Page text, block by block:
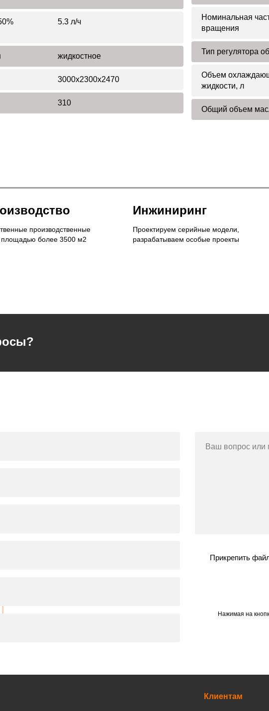
5.3 л/ч
жидкостное
3000x2300x2470
310
Номинальная
вращения
Тип регулятора
Объем
жидкости, л
Общий объем
производственные
площадью более 3500 м2
Инжиниринг
Проектируем серийные модели,
разрабатываем особые проекты
Ваш вопрос или
Прикрепить
Нажимая на
Клиентам